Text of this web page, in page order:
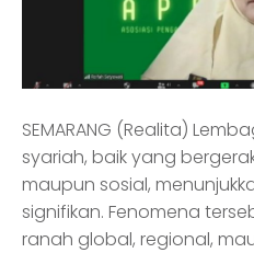
SEMARANG (Realita)
syariah, baik yang
maupun sosial,
signifikan. Fenomena
ranah global, regional,